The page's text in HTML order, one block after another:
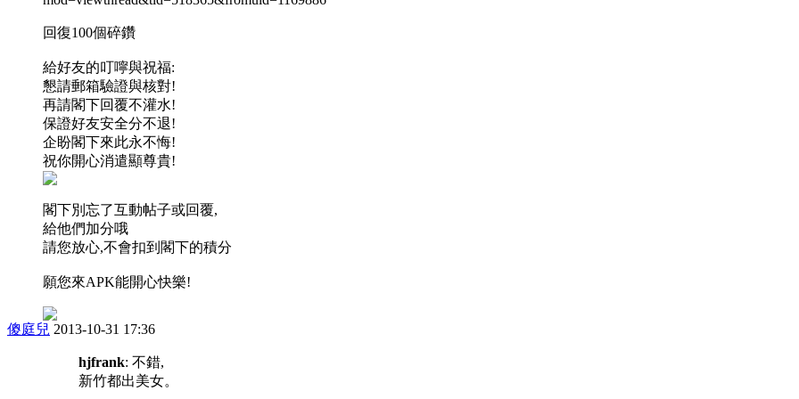
回復100個碎鑽
給好友的叮嚀與祝福:
懇請郵箱驗證與核對!
再請閣下回覆不灌水!
保證好友安全分不退!
企盼閣下來此永不悔!
祝你開心消遣顯尊貴!
閣下別忘了互動帖子或回覆,
給他們加分哦
請您放心,不會扣到閣下的積分
願您來APK能開心快樂!
傻庭兒 2013-10-31 17:36
hjfrank: 不錯,
新竹都出美女。